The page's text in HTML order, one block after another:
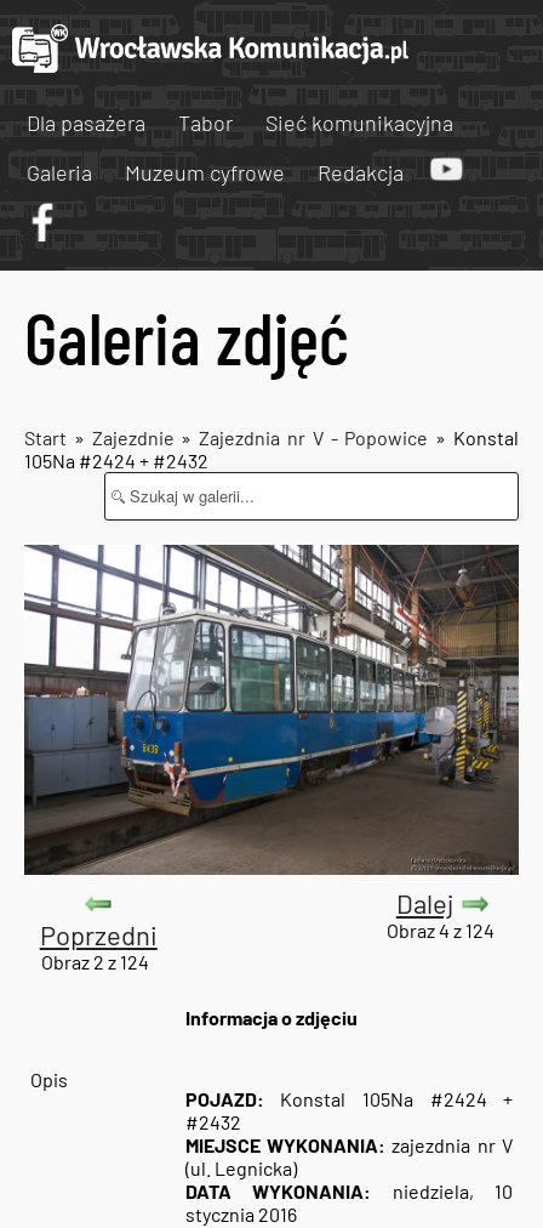
Dla pasażera Tabor
Sieć komunikacyjna
Galeria
Muzeum cyfrowe Redakcja
Galeria zdjęć
Start » Zajezdnie »Zajezdnia nr V - Popowice » Konstal
105Na #2424 + #2432
Poprzedni
Obraz 2 z 124
Dalej
Obraz 4 z 124
Informacja o zdjęciu
Opis
POJAZD: Konstal 105Na #2424 +
#2432
MIEJSCE WYKONANIA: zajezdnia nr V
(ul. Legnicka)
DATA WYKONANIA:
niedziela, 10
stycznia 2016